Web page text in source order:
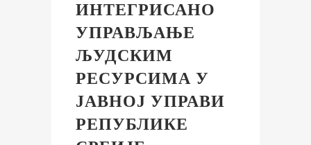
ИНТЕГРИСАНО
УПРАВЉАЊЕ
ЉУДСКИМ
РЕСУРСИМА У
ЈАВНОЈ УПРАВИ
РЕПУБЛИКЕ